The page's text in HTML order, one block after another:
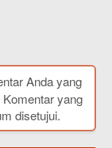
Anda yang
yang
disetujui.